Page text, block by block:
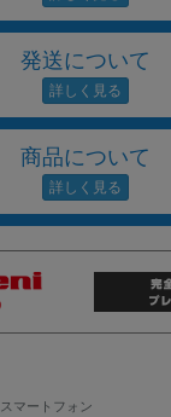
発送について
商品について
スマートフォン